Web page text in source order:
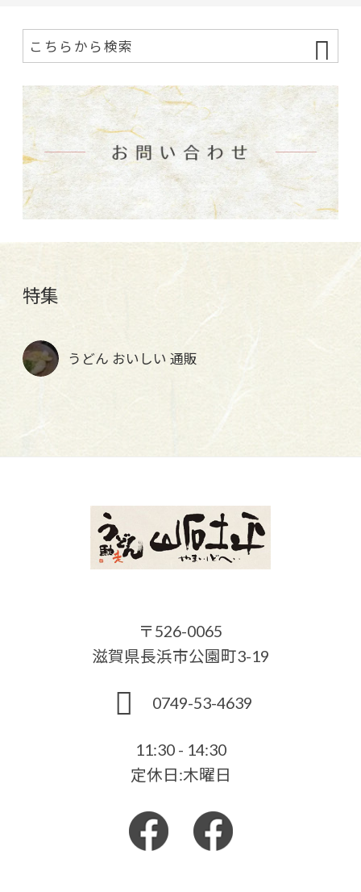
特集
うどん おいしい 通販
〒526-0065
滋賀県長浜市公園町3-19
0749-53-4639
11:30 - 14:30
定休日:木曜日